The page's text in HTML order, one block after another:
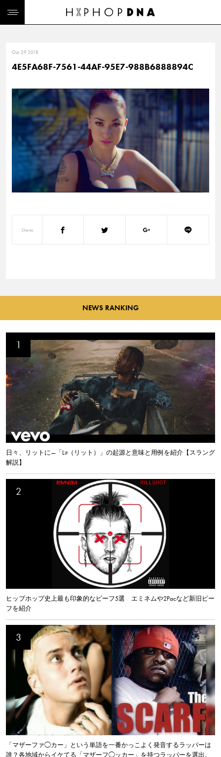
Oct. 29 2018
4E5FA68F-7561-44AF-95E7-988B6888894C
Shares
NEWS RANKING
日々、リットに—「Lit（リット）」の起源と意味と用例を紹介【スラング
解説】
ヒップホップ史上最も印象的なビーフ5選 エミネムや2Pacなど新旧ビー
フを紹介
「マザーファ◯カー」という単語を一番かっこよく発音するラッパーは
誰？各地域からイケてる「マザーフ◯ッカー」を持つラッパーを選出。